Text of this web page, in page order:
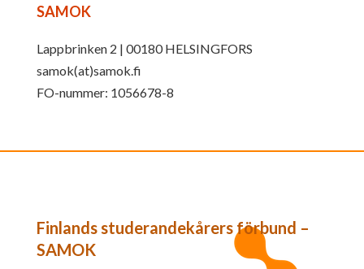
SAMOK
Lappbrinken 2 | 00180 HELSINGFORS
samok(at)samok.fi
FO-nummer: 1056678-8
Finlands studerandekårers förbund –
SAMOK